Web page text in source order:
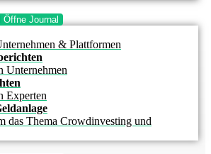
Öffne Journal
& Plattformen
Unternehmen
Experten
das Thema Crowdinvesting und